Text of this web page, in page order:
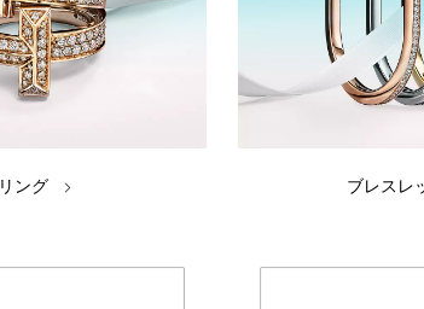
リング ブレスレ